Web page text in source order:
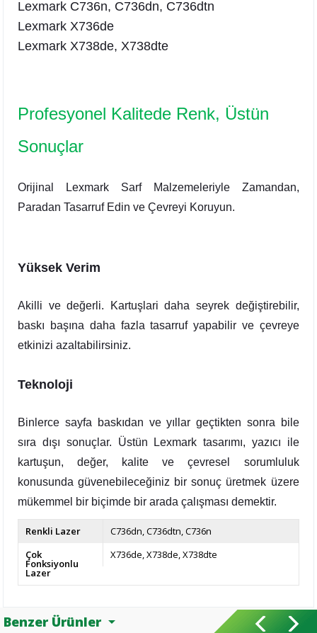
Lexmark C736n, C736dn, C736dtn
Lexmark X736de
Lexmark X738de, X738dte
Profesyonel Kalitede Renk, Üstün
Sonuçlar
Orijinal Lexmark Sarf Malzemeleriyle Zamandan,
Paradan Tasarruf Edin ve Çevreyi Koruyun.
Yüksek Verim
Akilli ve değerli. Kartuşlari daha seyrek değiştirebilir,
baskı başına daha fazla tasarruf yapabilir ve çevreye
etkinizi azaltabilirsiniz.
Teknoloji
Binlerce sayfa baskıdan ve yıllar geçtikten sonra bile
sıra dışı sonuçlar. Üstün Lexmark tasarımı, yazıcı ile
kartuşun, değer, kalite ve çevresel sorumluluk
konusunda güvenebileceğiniz bir sonuç üretmek üzere
mükemmel bir biçimde bir arada çalışması demektir.
Renkli Lazer C736dn C736dtn C736n
Çok
Fonksiyonlu
Lazer
X736de X738de X738dte
Benzer Ürünler